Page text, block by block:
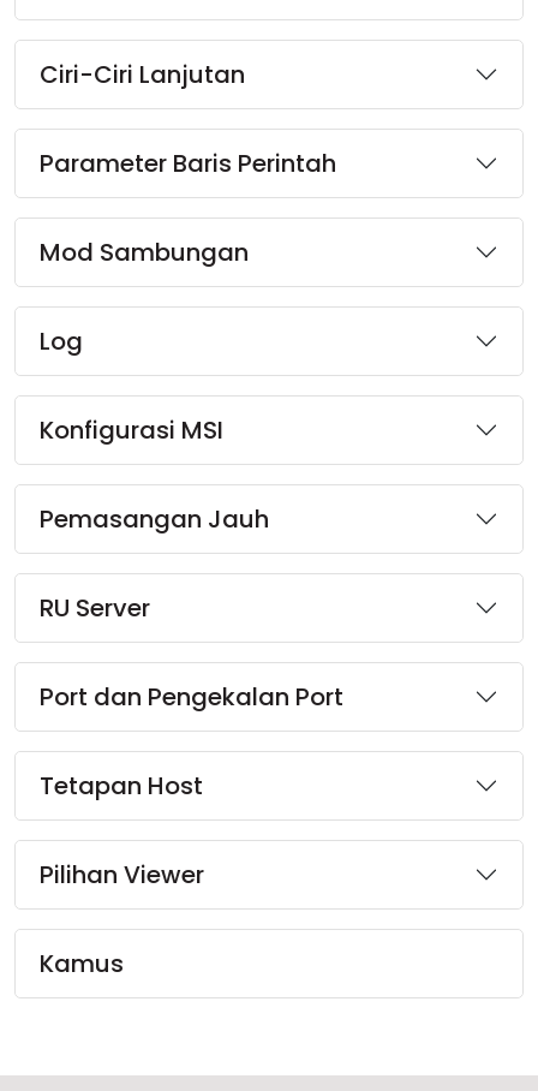
Ciri-Ciri Lanjutan
Parameter Baris Perintah
Mod Sambungan
Log
Konfigurasi MSI
Pemasangan Jauh
RU Server
Port dan Pengekalan Port
Tetapan Host
Pilihan Viewer
Kamus
Awan & Di Dalam Premis